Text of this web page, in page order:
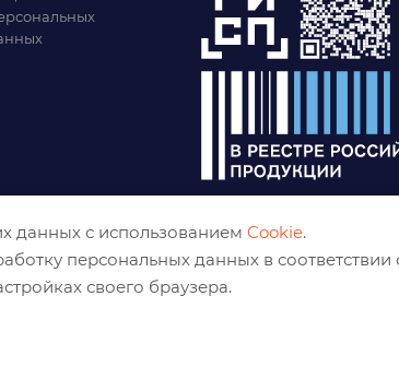
данных с использованием Cookie.
персональных данных в соответствии
своего браузера.